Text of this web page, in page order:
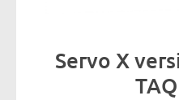
Servo X